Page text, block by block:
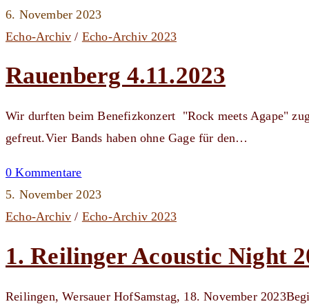
6. November 2023
Echo-Archiv / Echo-Archiv 2023
Rauenberg 4.11.2023
Wir durften beim Benefizkonzert "Rock meets Agape"
gefreut.Vier Bands haben ohne Gage für den…
0 Kommentare
5. November 2023
Echo-Archiv / Echo-Archiv 2023
1. Reilinger Acoustic Night
Reilingen, Wersauer HofSamstag, 18. November